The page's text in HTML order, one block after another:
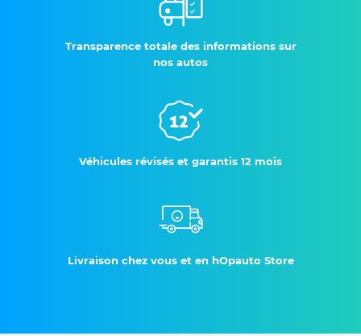
Transparence totale des informations sur
nos autos
Véhicules révisés et garantis 12 mois
Livraison chez vous et en hOpauto Store